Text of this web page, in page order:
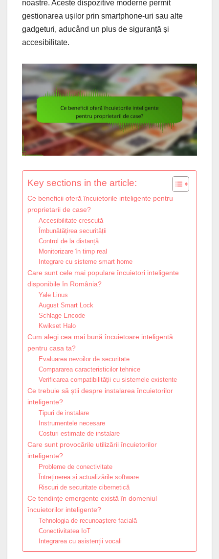
noastre. Aceste dispozitive moderne permit
gestionarea ușilor prin smartphone-uri sau alte
gadgeturi, aducând un plus de siguranță și
accesibilitate.
Key sections in the article:
Ce beneficii oferă încuietorile inteligente pentru
proprietarii de case?
Accesibilitate crescută
Îmbunătățirea securității
Control de la distanță
Monitorizare în timp real
Integrare cu sisteme smart home
Care sunt cele mai populare încuietori inteligente
disponibile în România?
Yale Linus
August Smart Lock
Schlage Encode
Kwikset Halo
Cum alegi cea mai bună încuietoare inteligentă
pentru casa ta?
Evaluarea nevoilor de securitate
Compararea caracteristicilor tehnice
Verificarea compatibilității cu sistemele existente
Ce trebuie să știi despre instalarea încuietorilor
inteligente?
Tipuri de instalare
Instrumentele necesare
Costuri estimate de instalare
Care sunt provocările utilizării încuietorilor
inteligente?
Probleme de conectivitate
Întreținerea și actualizările software
Riscuri de securitate cibernetică
Ce tendințe emergente există în domeniul
încuietorilor inteligente?
Tehnologia de recunoaștere facială
Conectivitatea IoT
Integrarea cu asistenții vocali